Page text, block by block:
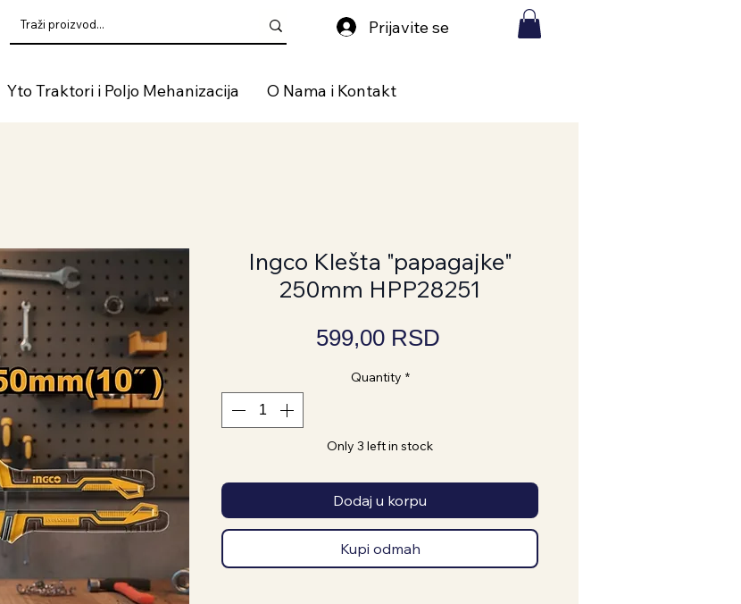
Prijavite se
Yto Traktori i Poljo Mehanizacija O Nama i Kontakt
Ingco Klešta "papagajke"
250mm HPP28251
599,00 RSDPrice
Quantity *
Only 3 left in stock
Dodaj u korpu
Kupi odmah